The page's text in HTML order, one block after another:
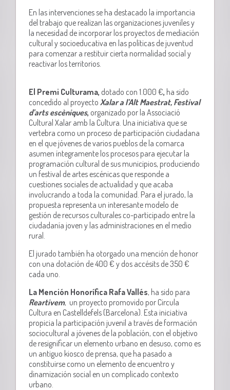
En las intervenciones se ha destacado la importancia
del trabajo que realizan las organizaciones juveniles y
la necesidad de incorporar los proyectos de mediación
cultural y socioeducativa en las políticas de juventud
para comenzar a restituir cierta normalidad social y
reactivar los territorios.
El Premi Culturama, dotado con 1.000 €, ha sido
concedido al proyectoXalar a l’Alt Maestrat, Festival
d’arts escèniques, organizado por laAssociació
Cultural Xalar amb la Cultura . Una iniciativa que se
vertebra como un proceso de participación ciudadana
en el que jóvenes de varios pueblos de la comarca
asumen íntegramente los procesos para ejecutar la
programación cultural de sus municipios, produciendo
un festival de artes escénicas que responde a
cuestiones sociales de actualidad y que acaba
involucrando a toda la comunidad. Para el jurado, la
propuesta representa un interesante modelo de
gestión de recursos culturales co-participado entre la
ciudadanía joven y las administraciones en el medio
rural.
El jurado también ha otorgado una mención de honor
con una dotación de 400 € y dos accésits de 350 €
cada uno.
La Mención Honorífica Rafa Vallés, ha sido para
Reartivem, un proyecto promovido por Circula
Cultura en Castelldefels (Barcelona). Esta iniciativa
propicia la participación juvenil a través de formación
sociocultural a jóvenes de la población, con el objetivo
de resignificar un elemento urbano en desuso, como es
un antiguo kiosco de prensa, que ha pasado a
constituirse como un elemento de encuentro y
dinamización social en un complicado contexto
urbano.